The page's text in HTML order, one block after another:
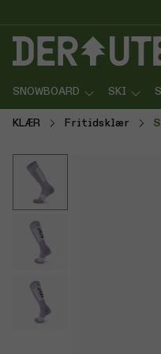
SNOWBOARD SKI
KLÆR Fritidsklær
Hopp over bildegalleri